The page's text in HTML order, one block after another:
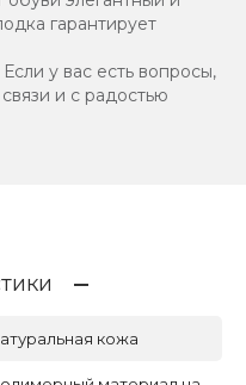
гарантирует
у вас есть вопросы,
и с радостью
кожа